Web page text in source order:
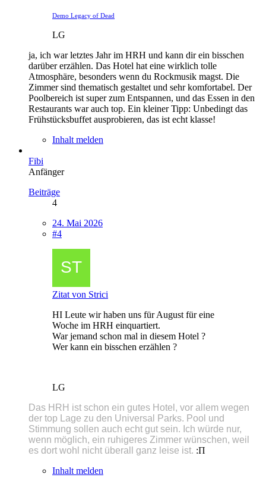
Demo Legacy of Dead
LG
ja, ich war letztes Jahr im HRH und kann dir ein bisschen
darüber erzählen. Das Hotel hat eine wirklich tolle
Atmosphäre, besonders wenn du Rockmusik magst. Die
Zimmer sind thematisch gestaltet und sehr komfortabel. Der
Poolbereich ist super zum Entspannen, und das Essen in den
Restaurants war auch top. Ein kleiner Tipp: Unbedingt das
Frühstücksbuffet ausprobieren, das ist echt klasse!
Inhalt melden
Fibi
Anfänger
Beiträge
4
24. Mai 2026
#4
Zitat von Strici
HI Leute wir haben uns für August für eine
Woche im HRH einquartiert.
War jemand schon mal in diesem Hotel ?
Wer kann ein bisschen erzählen ?
LG
Das HRH ist schon ein gutes Hotel, vor allem wegen
der top Lage zu den Universal Parks. Pool und
Stimmung sollen auch echt gut sein. Ich würde nur,
wenn möglich, ein ruhigeres Zimmer wünschen, weil
es dort wohl nicht überall ganz leise ist. :П
Inhalt melden